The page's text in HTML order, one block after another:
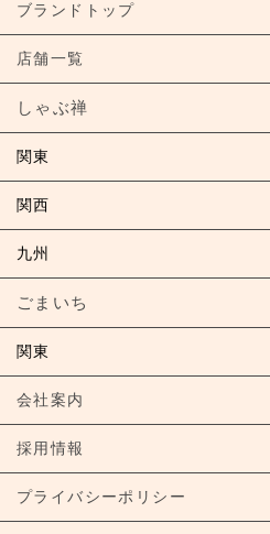
ブランドトップ
店舗一覧
しゃぶ禅
関東
関西
九州
ごまいち
関東
会社案内
採用情報
プライバシーポリシー